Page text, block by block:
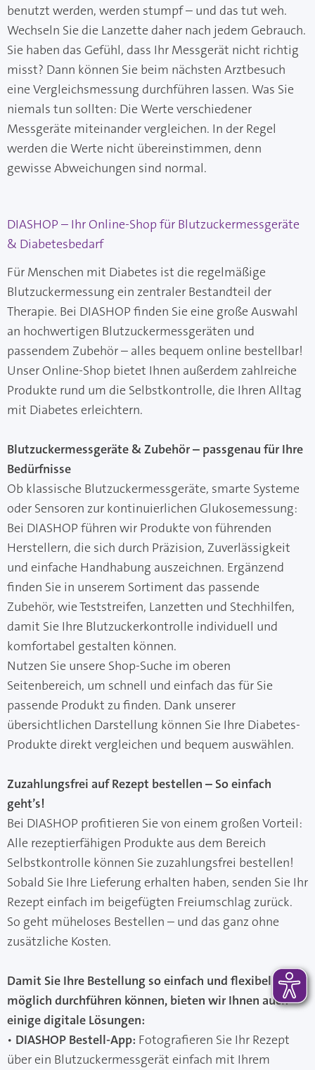
benutzt werden, werden stumpf – und das tut weh.
Wechseln Sie die Lanzette daher nach jedem Gebrauch.
Sie haben das Gefühl, dass Ihr Messgerät nicht richtig
misst? Dann können Sie beim nächsten Arztbesuch
eine Vergleichsmessung durchführen lassen. Was Sie
niemals tun sollten: Die Werte verschiedener
Messgeräte miteinander vergleichen. In der Regel
werden die Werte nicht übereinstimmen, denn
gewisse Abweichungen sind normal.
DIASHOP – Ihr Online-Shop für Blutzuckermessgeräte
& Diabetesbedarf
Für Menschen mit Diabetes ist die regelmäßige
Blutzuckermessung ein zentraler Bestandteil der
Therapie. Bei DIASHOP finden Sie eine große Auswahl
an hochwertigen Blutzuckermessgeräten und
passendem Zubehör – alles bequem online bestellbar!
Unser Online-Shop bietet Ihnen außerdem zahlreiche
Produkte rund um die Selbstkontrolle, die Ihren Alltag
mit Diabetes erleichtern.
Blutzuckermessgeräte & Zubehör – passgenau für Ihre
Bedürfnisse
Ob klassische Blutzuckermessgeräte, smarte Systeme
oder Sensoren zur kontinuierlichen Glukosemessung:
Bei DIASHOP führen wir Produkte von führenden
Herstellern, die sich durch Präzision, Zuverlässigkeit
und einfache Handhabung auszeichnen. Ergänzend
finden Sie in unserem Sortiment das passende
Zubehör, wie Teststreifen, Lanzetten und Stechhilfen,
damit Sie Ihre Blutzuckerkontrolle individuell und
komfortabel gestalten können.
Nutzen Sie unsere Shop-Suche im oberen
Seitenbereich, um schnell und einfach das für Sie
passende Produkt zu finden. Dank unserer
übersichtlichen Darstellung können Sie Ihre Diabetes-
Produkte direkt vergleichen und bequem auswählen.
Zuzahlungsfrei auf Rezept bestellen – So einfach
geht’s!
Bei DIASHOP profitieren Sie von einem großen Vorteil:
Alle rezeptierfähigen Produkte aus dem Bereich
Selbstkontrolle können Sie zuzahlungsfrei bestellen!
Sobald Sie Ihre Lieferung erhalten haben, senden Sie Ihr
Rezept einfach im beigefügten Freiumschlag zurück.
So geht müheloses Bestellen – und das ganz ohne
zusätzliche Kosten.
Damit Sie Ihre Bestellung so einfach und flexibel wie
möglich durchführen können, bieten wir Ihnen auch
einige digitale Lösungen:
• DIASHOP Bestell-App: Fotografieren Sie Ihr Rezept
über ein Blutzuckermessgerät einfach mit Ihrem